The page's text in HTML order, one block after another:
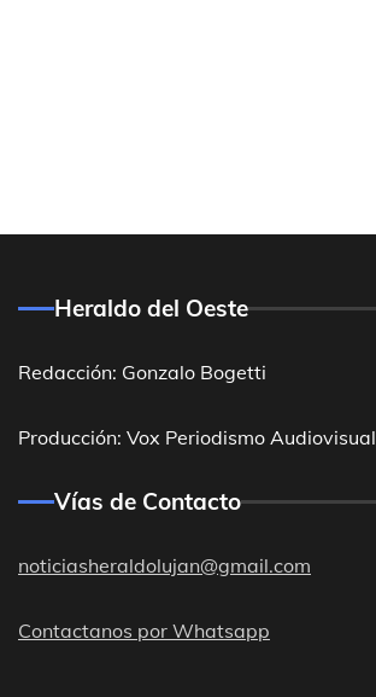
Heraldo del Oeste
Redacción: Gonzalo Bogetti
Producción: Vox Periodismo Audiovisual
Vías de Contacto
noticiasheraldolujan@gmail.com
Contactanos por Whatsapp